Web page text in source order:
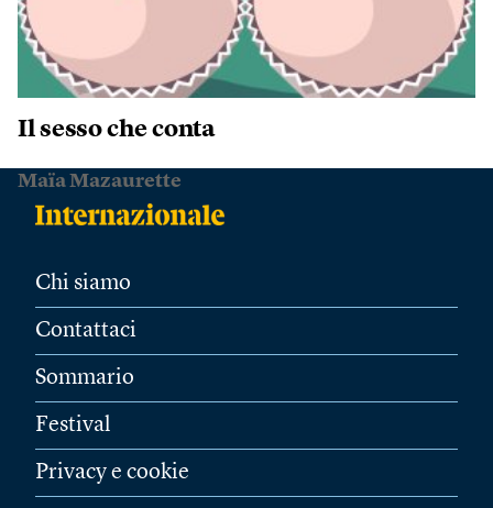
Il sesso che conta
Maïa Mazaurette
Chi siamo
Contattaci
Sommario
Festival
Privacy e cookie